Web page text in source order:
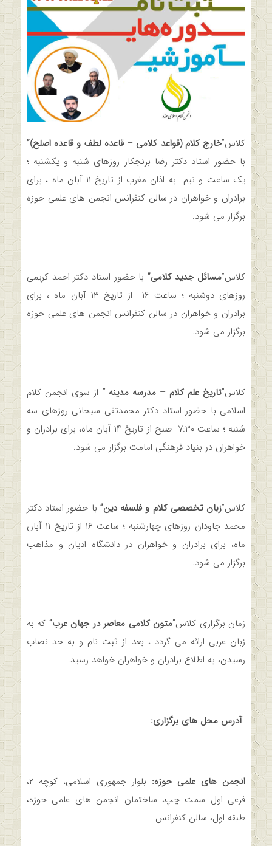
کلاس”خارج کلام (قواعد کلامی – قاعده لطف و قاعده اصلح)”
با حضور استاد دکتر رضا برنجکار روزهای شنبه و یکشنبه ؛
یک ساعت و نیم به اذان مغرب از تاریخ ۱۱ آبان ماه ، برای
برادران و خواهران در سالن کنفرانس انجمن های علمی حوزه
برگزار می شود.
کلاس”مسائل جدید کلامی” با حضور استاد دکتر احمد کریمی
روزهای دوشنبه ؛ ساعت ۱۶ از تاریخ ۱۳ آبان ماه ، برای
برادران و خواهران در سالن کنفرانس انجمن های علمی حوزه
برگزار می شود.
کلاس”تاریخ علم کلام – مدرسه مدینه “ از سوی انجمن کلام
اسلامی با حضور استاد دکتر محمدتقی سبحانی روزهای سه
شنبه ؛ ساعت ۷:۳۰ صبح از تاریخ ۱۴ آبان ماه، برای برادران و
خواهران در بنیاد فرهنگی امامت برگزار می شود.
کلاس”زبان تخصصی کلام و فلسفه دین” با حضور استاد دکتر
محمد جاودان روزهای چهارشنبه ؛ ساعت ۱۶ از تاریخ ۱۱ آبان
ماه، برای برادران و خواهران در دانشگاه ادیان و مذاهب
برگزار می شود.
زمان برگزاری کلاس”متون کلامی معاصر در جهان عرب” که به
زبان عربی ارائه می گردد ، بعد از ثبت نام و به حد نصاب
رسیدن، به اطلاع برادران و خواهران خواهد رسید.
آدرس محل های برگزاری:
انجمن های علمی حوزه:
بلوار جمهوری اسلامی، کوچه ۲،
فرعی اول سمت چپ، ساختمان انجمن های علمی حوزه،
طبقه اول، سالن کنفرانس